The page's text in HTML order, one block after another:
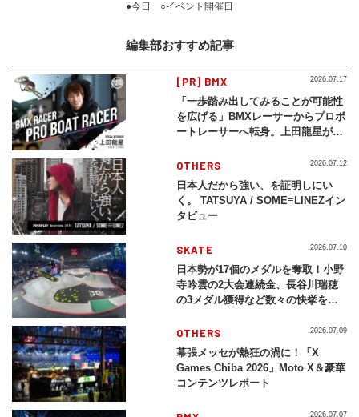
●今日 ○イベント開催日
編集部おすすめ記事
[PR] BMX
「一歩踏み出してみることが可能性
を広げる」BMXレーサーからプロボ
ートレーサーへ転身。上田龍星が体
2026.07.17
OTHERS
日本人だから強い、を証明しにい
く。 TATSUYA / SOME≡LINEZイン
タビュー
2026.07.12
SKATE
日本勢が17個のメダルを奪取！小野
寺吟雲の2大会連続金、長谷川瑞穂
の3メダル獲得など数々の快挙をプ
2026」
2026.07.10
OTHERS
幕張メッセが熱狂の渦に！「X
Games Chiba 2026」Moto X＆豪華
コンテンツレポート
2026.07.09
2026.07.07